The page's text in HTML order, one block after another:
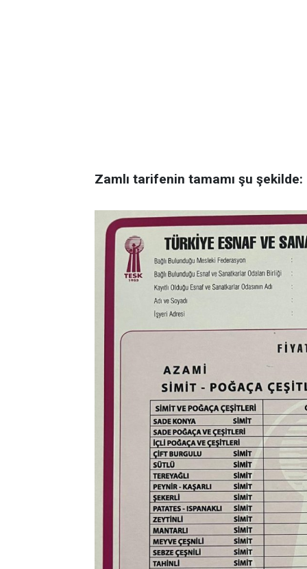
Zamlı tarifenin tamamı şu şekilde: